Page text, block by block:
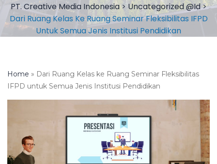
PT. Creative Media Indonesia>Uncategorized @id>
Dari Ruang Kelas Ke Ruang Seminar Fleksibilitas IFPD
Untuk Semua Jenis Institusi Pendidikan
Home » Dari Ruang Kelas ke Ruang Seminar Fleksibilitas
IFPD untuk Semua Jenis Institusi Pendidikan